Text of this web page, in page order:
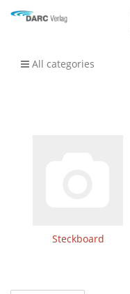
All categories
Steckboard